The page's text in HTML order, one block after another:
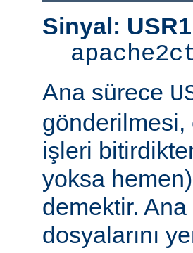
Sinyal: USR1
Ana sürece
işleri
yoksa
demektir. Ana
dosyalarını